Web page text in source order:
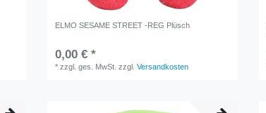
ELMO SESAME STREET -REG Plüsch
0,00 € *
*zzgl. ges. MwSt. zzgl.Versandkosten